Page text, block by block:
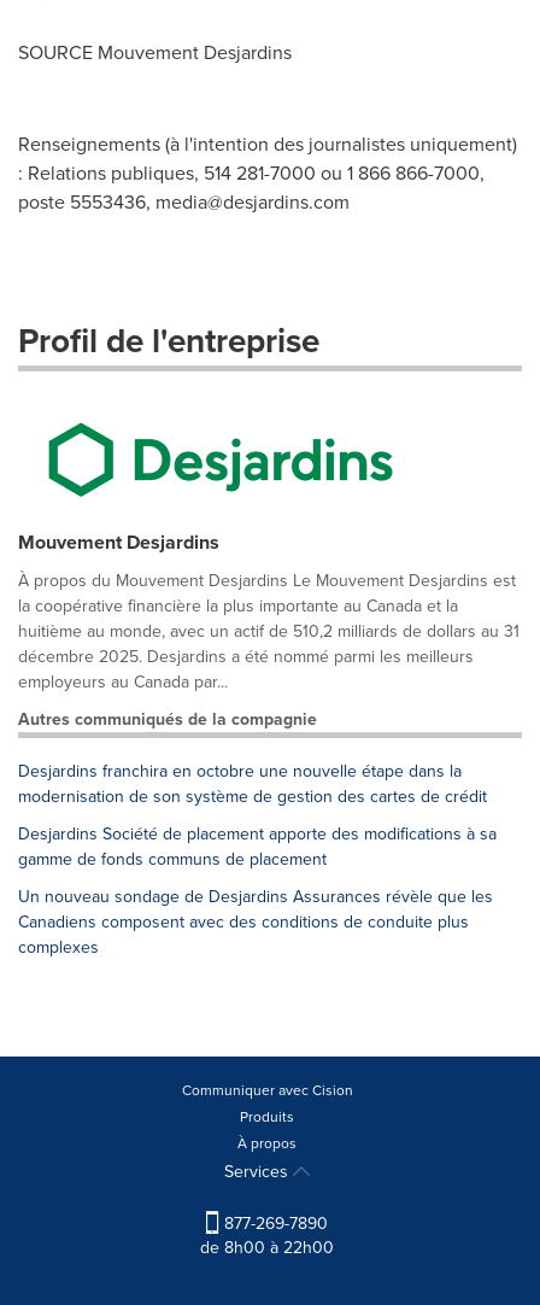
SOURCE Mouvement Desjardins
Renseignements (à l'intention des journalistes uniquement)
: Relations publiques, 514 281-7000 ou 1 866 866-7000,
poste 5553436, media@desjardins.com
Profil de l'entreprise
Mouvement Desjardins
À propos du Mouvement Desjardins Le Mouvement Desjardins est
la coopérative financière la plus importante au Canada et la
huitième au monde, avec un actif de 510,2 milliards de dollars au 31
décembre 2025. Desjardins a été nommé parmi les meilleurs
employeurs au Canada par...
Autres communiqués de la compagnie
Desjardins franchira en octobre une nouvelle étape dans la
modernisation de son système de gestion des cartes de crédit
Desjardins Société de placement apporte des modifications à sa
gamme de fonds communs de placement
Un nouveau sondage de Desjardins Assurances révèle que les
Canadiens composent avec des conditions de conduite plus
complexes
Communiquer avec Cision
Produits
À propos
Services
877-269-7890
de 8h00 à 22h00